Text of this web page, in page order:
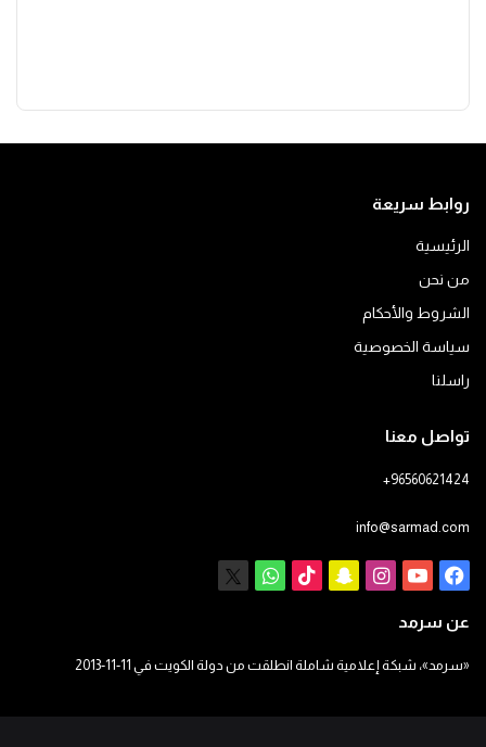
روابط سريعة
الرئيسية
من نحن
الشروط والأحكام
سياسة الخصوصية
راسلنا
تواصل معنا
+96560621424
info@sarmad.com
فيسبوكيوتيوبانستقرام
سناب ‫TikTokواتساب
عن سرمد
«سرمد»، شبكة إعلامية شاملة انطلقت من دولة الكويت في 11-11-2013